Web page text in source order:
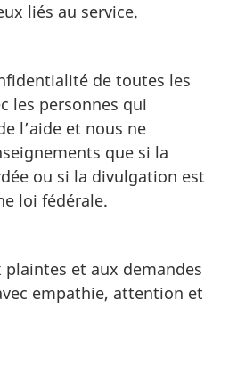
liés au service.
de toutes les
les personnes qui
l’aide et nous ne
que si la
ou si la divulgation est
loi fédérale.
et aux demandes
empathie, attention et